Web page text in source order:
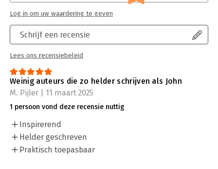
Schrijf een recensie
Lees ons recensiebeleid
Log in om uw waardering te geven
Weinig auteurs die zo helder schrijven als John
M. Pijler | 11 maart 2025
1 persoon vond deze recensie nuttig
Inspirerend
Helder geschreven
Praktisch toepasbaar